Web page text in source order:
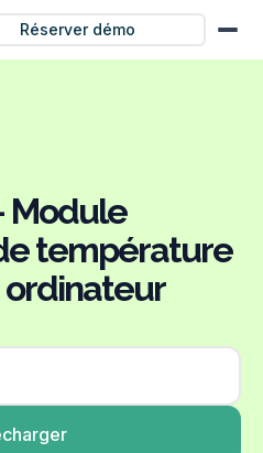
Réserver démo
Module
température
ordinateur